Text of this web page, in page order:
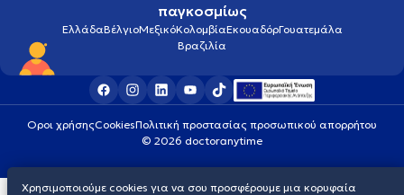
παγκοσμίως
ΕλλάδαΒέλγιοΜεξικόΚολομβίαΕκουαδόρΓουατεμάλα
Βραζιλία
Οροι χρήσηςCookiesΠολιτική προστασίας προσωπικού απορρήτου
© 2026 doctoranytime
Χρησιμοποιούμε cookies για να σου προσφέρουμε μια κορυφαία